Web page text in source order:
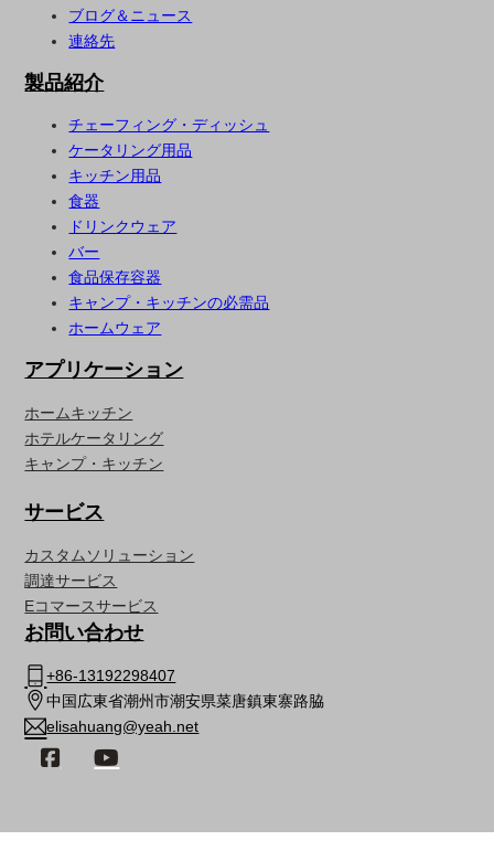
ブログ＆ニュース
連絡先
製品紹介
チェーフィング・ディッシュ
ケータリング用品
キッチン用品
食器
ドリンクウェア
バー
食品保存容器
キャンプ・キッチンの必需品
ホームウェア
アプリケーション
ホームキッチン
ホテルケータリング
キャンプ・キッチン
サービス
カスタムソリューション
調達サービス
Eコマースサービス
お問い合わせ
+86-13192298407
中国広東省潮州市潮安県菜唐鎮東寨路脇
elisahuang@yeah.net